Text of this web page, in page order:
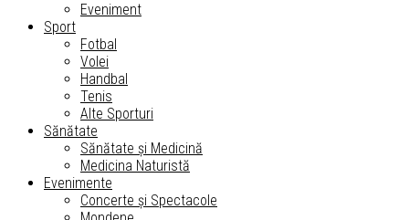
Eveniment
Sport
Fotbal
Volei
Handbal
Tenis
Alte Sporturi
Sănătate
Sănătate și Medicină
Medicina Naturistă
Evenimente
Concerte și Spectacole